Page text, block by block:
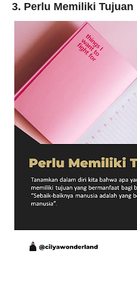
3. Perlu Memiliki Tujuan